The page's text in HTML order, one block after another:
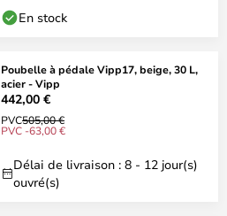
En stock
Poubelle à pédale Vipp17, beige, 30 L,
acier - Vipp
442,00 €
PVC505,00 €
PVC -63,00 €
Délai de livraison : 8 - 12 jour(s)
ouvré(s)